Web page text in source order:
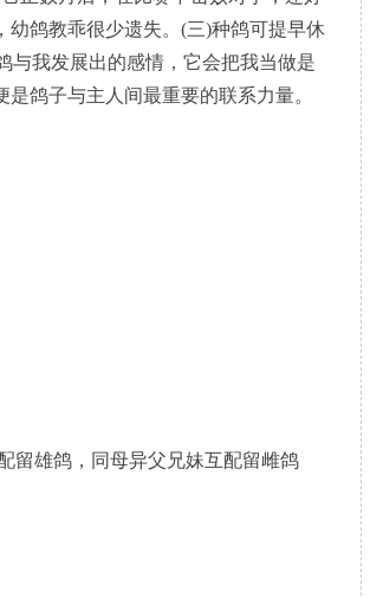
幼鸽教乖很少遗失。(三)种鸽可提早休
与我发展出的感情，它会把我当做是
鸽子与主人间最重要的联系力量。
雄鸽，同母异父兄妹互配留雌鸽